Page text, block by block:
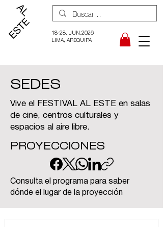
18-28. JUN.2026
LIMA, AREQUIPA
SEDES
Vive el FESTIVAL AL ESTE en salas
de cine, centros culturales y
espacios al aire libre.
PROYECCIONES
Consulta el programa para saber
dónde el lugar de la proyección